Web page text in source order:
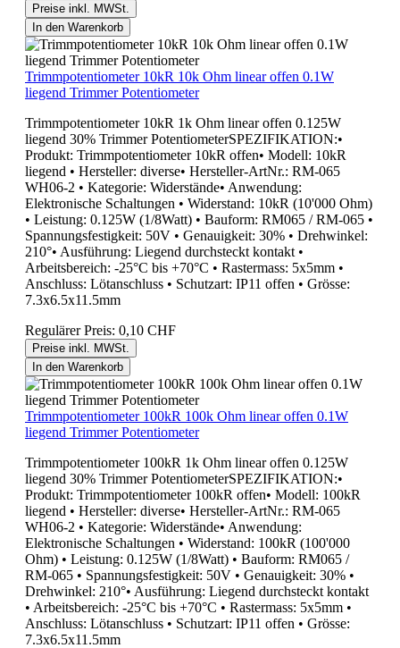
Preise inkl. MWSt.
In den Warenkorb
Trimmpotentiometer 10kR 10k Ohm linear offen 0.1W
liegend Trimmer Potentiometer
Trimmpotentiometer 10kR 1k Ohm linear offen 0.125W
liegend 30% Trimmer PotentiometerSPEZIFIKATION:•
Produkt: Trimmpotentiometer 10kR offen• Modell: 10kR
liegend • Hersteller: diverse• Hersteller-ArtNr.: RM-065
WH06-2 • Kategorie: Widerstände• Anwendung:
Elektronische Schaltungen • Widerstand: 10kR (10'000 Ohm)
• Leistung: 0.125W (1/8Watt) • Bauform: RM065 / RM-065 •
Spannungsfestigkeit: 50V • Genauigkeit: 30% • Drehwinkel:
210°• Ausführung: Liegend durchsteckt kontakt •
Arbeitsbereich: -25°C bis +70°C • Rastermass: 5x5mm •
Anschluss: Lötanschluss • Schutzart: IP11 offen • Grösse:
7.3x6.5x11.5mm
Regulärer Preis: 0,10 CHF
Preise inkl. MWSt.
In den Warenkorb
Trimmpotentiometer 100kR 100k Ohm linear offen 0.1W
liegend Trimmer Potentiometer
Trimmpotentiometer 100kR 1k Ohm linear offen 0.125W
liegend 30% Trimmer PotentiometerSPEZIFIKATION:•
Produkt: Trimmpotentiometer 100kR offen• Modell: 100kR
liegend • Hersteller: diverse• Hersteller-ArtNr.: RM-065
WH06-2 • Kategorie: Widerstände• Anwendung:
Elektronische Schaltungen • Widerstand: 100kR (100'000
Ohm) • Leistung: 0.125W (1/8Watt) • Bauform: RM065 /
RM-065 • Spannungsfestigkeit: 50V • Genauigkeit: 30% •
Drehwinkel: 210°• Ausführung: Liegend durchsteckt kontakt
• Arbeitsbereich: -25°C bis +70°C • Rastermass: 5x5mm •
Anschluss: Lötanschluss • Schutzart: IP11 offen • Grösse:
7.3x6.5x11.5mm